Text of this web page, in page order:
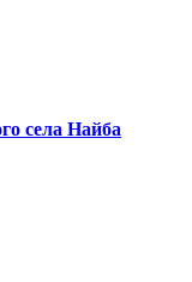
села Найба